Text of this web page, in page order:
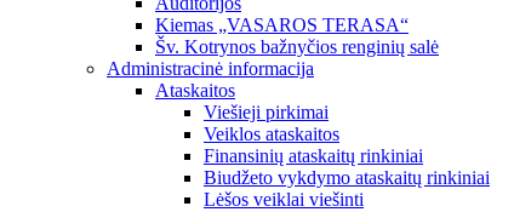
Kiemas „VASAROS TERASA“
Šv. Kotrynos bažnyčios renginių salė
Administracinė informacija
Ataskaitos
Viešieji pirkimai
Veiklos ataskaitos
Finansinių ataskaitų rinkiniai
Biudžeto vykdymo ataskaitų rinkiniai
Lėšos veiklai viešinti